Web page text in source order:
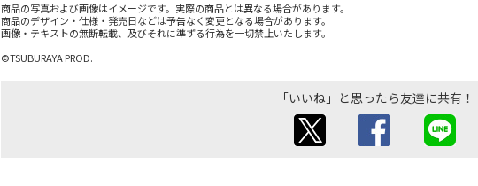
商品の写真および画像はイメージです。実際の商品とは異なる場合があります。
商品のデザイン・仕様・発売日などは予告なく変更となる場合があります。
画像・テキストの無断転載、及びそれに準ずる行為を一切禁止いたします。
©TSUBURAYA PROD.
「いいね」と思ったら友達に共有！